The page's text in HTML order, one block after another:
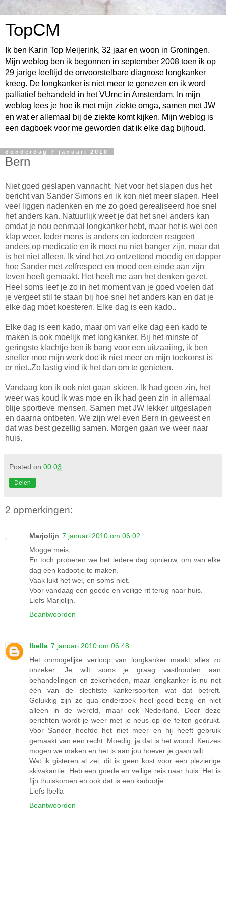
TopCM
Ik ben Karin Top Meijerink, 32 jaar en woon in Groningen.
Mijn weblog ben ik begonnen in september 2008 toen ik op
29 jarige leeftijd de onvoorstelbare diagnose longkanker
kreeg. De longkanker is niet meer te genezen en ik word
palliatief behandeld in het VUmc in Amsterdam. In mijn
weblog lees je hoe ik met mijn ziekte omga, samen met JW
en wat er allemaal bij de ziekte komt kijken. Mijn weblog is
een dagboek voor me geworden dat ik elke dag bijhoud.
donderdag 7 januari 2010
Bern
Niet goed geslapen vannacht. Net voor het slapen dus het
bericht van Sander Simons en ik kon niet meer slapen. Heel
veel liggen nadenken en me zo goed gerealiseerd hoe snel
het anders kan. Natuurlijk weet je dat het snel anders kan
omdat je nou eenmaal longkanker hebt, maar het is wel een
klap weer. Ieder mens is anders en iedereen reageert
anders op medicatie en ik moet nu niet banger zijn, maar dat
is het niet alleen. Ik vind het zo ontzettend moedig en dapper
hoe Sander met zelfrespect en moed een einde aan zijn
leven heeft gemaakt. Het heeft me aan het denken gezet.
Heel soms leef je zo in het moment van je goed voelen dat
je vergeet stil te staan bij hoe snel het anders kan en dat je
elke dag moet koesteren. Elke dag is een kado..
Elke dag is een kado, maar om van elke dag een kado te
maken is ook moelijk met longkanker. Bij het minste of
geringste klachtje ben ik bang voor een uitzaaiing, ik ben
sneller moe mijn werk doe ik niet meer en mijn toekomst is
er niet..Zo lastig vind ik het dan om te genieten.
Vandaag kon ik ook niet gaan skieen. Ik had geen zin, het
weer was koud ik was moe en ik had geen zin in allemaal
blije sportieve mensen. Samen met JW lekker uitgeslapen
en daarna ontbeten. We zijn wel even Bern in geweest en
dat was best gezellig samen. Morgen gaan we weer naar
huis.
Posted on 00:03
Delen
2 opmerkingen:
Marjolijn 7 januari 2010 om 06:02
Mogge meis,
En toch proberen we het iedere dag opnieuw, om van elke
dag een kadootje te maken.
Vaak lukt het wel, en soms niet.
Voor vandaag een goede en veilige rit terug naar huis.
Liefs Marjolijn.
Beantwoorden
Ibella 7 januari 2010 om 06:48
Het onmogelijke verloop van longkanker maakt alles zo
onzeker. Je wilt soms je graag vasthouden aan
behandelingen en zekerheden, maar longkanker is nu net
één van de slechtste kankersoorten wat dat betreft.
Gelukkig zijn ze qua onderzoek heel goed bezig en niet
alleen in de wereld, maar ook Nederland. Door deze
berichten wordt je weer met je neus op de feiten gedrukt.
Voor Sander hoefde het niet meer en hij heeft gebruik
gemaakt van een recht. Moedig, ja dat is het woord. Keuzes
mogen we maken en het is aan jou hoever je gaan wilt.
Wat ik gisteren al zei; dit is geen kost voor een plezierige
skivakantie. Heb een goede en veilige reis naar huis. Het is
fijn thuiskomen en ook dat is een kadootje.
Liefs Ibella
Beantwoorden